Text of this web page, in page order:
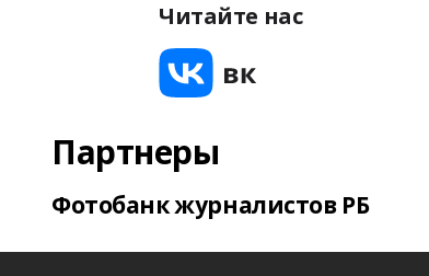
Читайте нас
Партнеры
Фотобанк журналистов РБ